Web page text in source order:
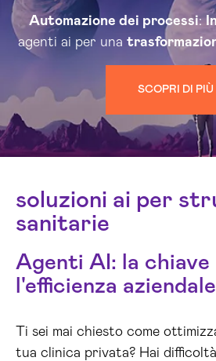
Automazione dei processi:
agenti ai per una
SCOPRI DI PIÙ
soluzioni ai per
sanitarie
Agenti AI: la chiave
l'efficienza aziendale
Ti sei mai chiesto come
tua clinica privata? Hai